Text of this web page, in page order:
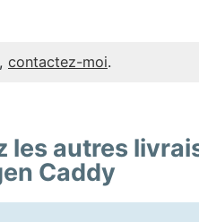
contactez-moi.
les autres
Caddy